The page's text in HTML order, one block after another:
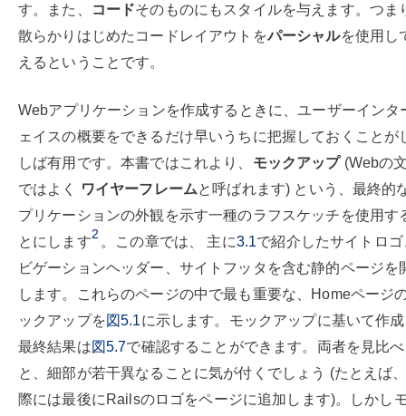
す。また、
コードそのものにもスタイルを与えます。つま
散らかりはじめたコードレイアウトをパーシャルを使用し
えるということです。
Webアプリケーションを作成するときに、ユーザーインタ
ェイスの概要をできるだけ早いうちに把握しておくことが
しば有用です。本書ではこれより、 モックアップ(Webの
ではよく
ワイヤーフレームと呼ばれます) という、最終的
プリケーションの外観を示す一種のラフスケッチを使用す
とにします2 。この章では、 主に3.1で紹介したサイトロ
ビゲーションヘッダー、サイトフッタを含む静的ページを
します。これらのページの中で最も重要な、Homeページ
ックアップを図5.1に示します。モックアップに基いて作
最終結果は図5.7で確認することができます。両者を見比
と、細部が若干異なることに気が付くでしょう (たとえば
際には最後にRailsのロゴをページに追加します)。しかし